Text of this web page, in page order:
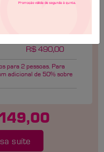
12
R$ 490,00
para 2 pessoas. Para
adicional de 50% sobre
suíte